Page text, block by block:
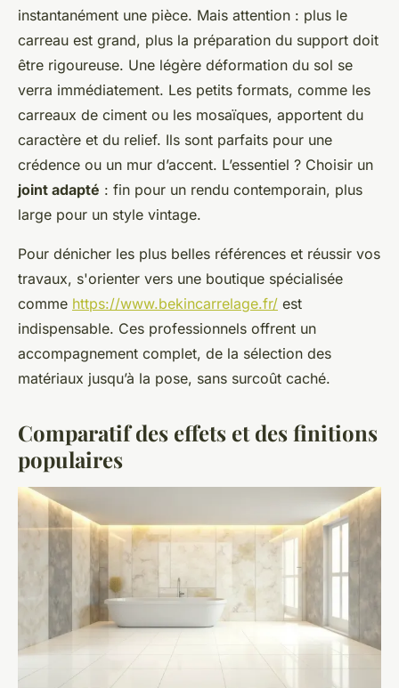
instantanément une pièce. Mais attention : plus le
carreau est grand, plus la préparation du support doit
être rigoureuse. Une légère déformation du sol se
verra immédiatement. Les petits formats, comme les
carreaux de ciment ou les mosaïques, apportent du
caractère et du relief. Ils sont parfaits pour une
crédence ou un mur d’accent. L’essentiel ? Choisir un
joint adapté : fin pour un rendu contemporain, plus
large pour un style vintage.
Pour dénicher les plus belles références et réussir vos
travaux, s'orienter vers une boutique spécialisée
comme https://www.bekincarrelage.fr/ est
indispensable. Ces professionnels offrent un
accompagnement complet, de la sélection des
matériaux jusqu’à la pose, sans surcoût caché.
Comparatif des effets et des finitions
populaires